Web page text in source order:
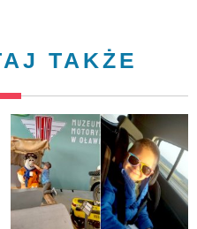
TAKŻE